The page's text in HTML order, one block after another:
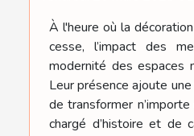
À l'heure où la
cesse, l’impact des
modernité des espaces
Leur présence ajoute
de transformer
chargé d’histoire et de